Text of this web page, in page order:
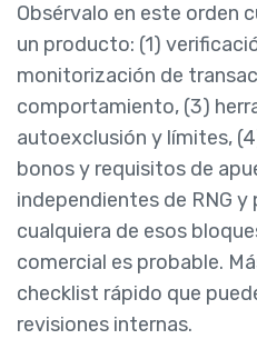
Obsérvalo en este orden
un producto: (1)
monitorización de
comportamiento, (3)
autoexclusión y límites,
bonos y requisitos de
independientes de RNG y
cualquiera de esos
comercial es probable.
checklist rápido que
revisiones internas.